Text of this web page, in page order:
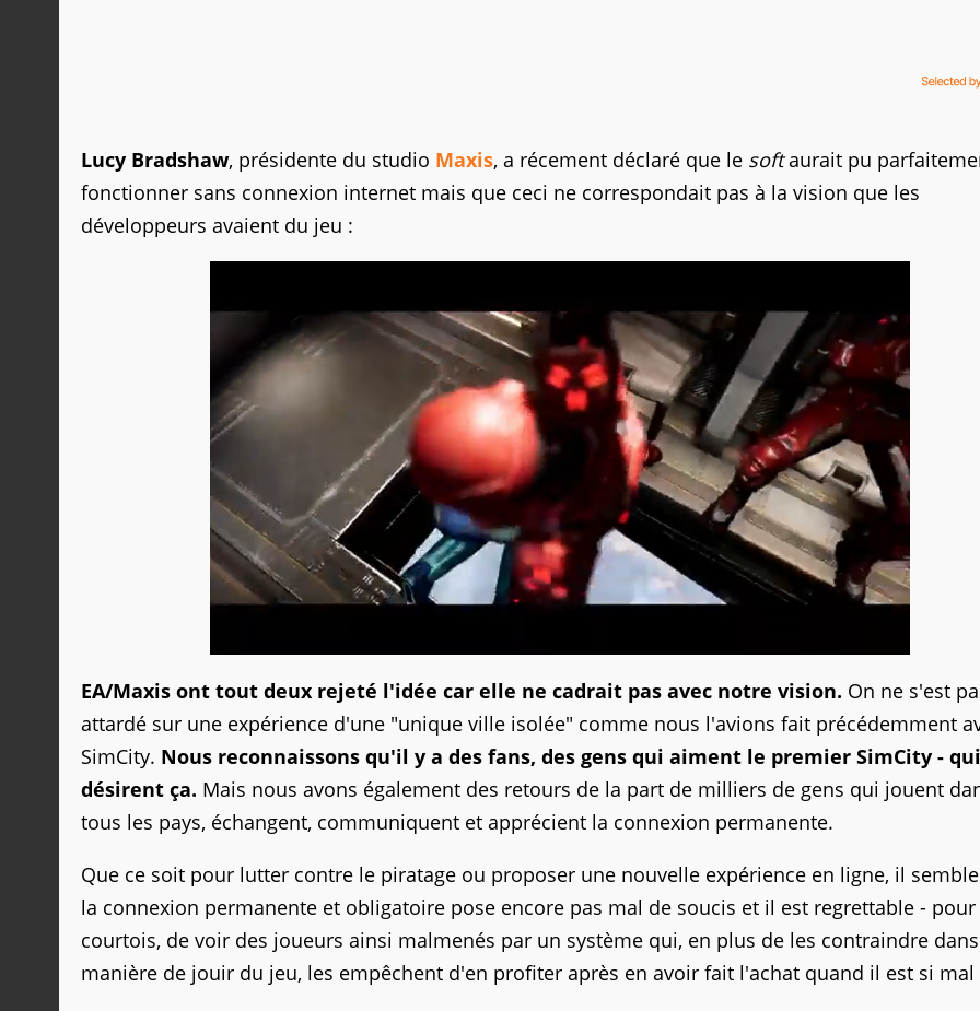
Lucy Bradshaw, présidente du studio Maxis, a récement déclaré que le softaurait pu
fonctionner sans connexion internet mais que ceci ne correspondait pas à la vision que les
développeurs avaient du jeu :
EA/Maxis ont tout deux rejeté l'idée car elle ne cadrait pas avec notre vision. On ne s'est
attardé sur une expérience d'une "unique ville isolée" comme nous l'avions fait précédemment
SimCity. Nous reconnaissons qu'il y a des fans, des gens qui aiment le premier SimCity - qui
désirent ça. Mais nous avons également des retours de la part de milliers de gens qui jouent
tous les pays, échangent, communiquent et apprécient la connexion permanente.
Que ce soit pour lutter contre le piratage ou proposer une nouvelle expérience en ligne, il
la connexion permanente et obligatoire pose encore pas mal de soucis et il est regrettable -
courtois, de voir des joueurs ainsi malmenés par un système qui, en plus de les contraindre
manière de jouir du jeu, les empêchent d'en profiter après en avoir fait l'achat quand il est si mal